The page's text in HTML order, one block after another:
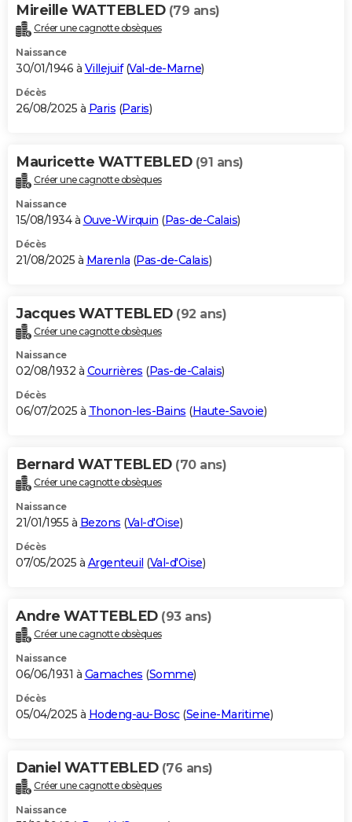
Mireille WATTEBLED (79 ans)
Créer une cagnotte obsèques
Naissance
30/01/1946 à Villejuif(Val-de-Marne)
Décès
26/08/2025 à Paris (Paris)
Mauricette WATTEBLED (91 ans)
Créer une cagnotte obsèques
Naissance
15/08/1934 à Ouve-Wirquin (Pas-de-Calais)
Décès
21/08/2025 à Marenla (Pas-de-Calais)
Jacques WATTEBLED (92 ans)
Créer une cagnotte obsèques
Naissance
02/08/1932 à Courrières (Pas-de-Calais)
Décès
06/07/2025 à Thonon-les-Bains (Haute-Savoie)
Bernard WATTEBLED (70 ans)
Créer une cagnotte obsèques
Naissance
21/01/1955 à Bezons (Val-d'Oise)
Décès
07/05/2025 à Argenteuil (Val-d'Oise)
Andre WATTEBLED (93 ans)
Créer une cagnotte obsèques
Naissance
06/06/1931 à Gamaches (Somme)
Décès
05/04/2025 à Hodeng-au-Bosc(Seine-Maritime)
Daniel WATTEBLED (76 ans)
Créer une cagnotte obsèques
Naissance